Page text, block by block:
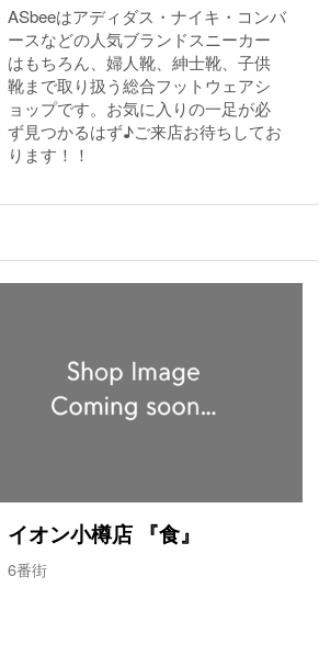
ASbeeはアディダス・ナイキ・コンバ
ースなどの人気ブランドスニーカー
はもちろん、婦人靴、紳士靴、子供
靴まで取り扱う総合フットウェアシ
ョップです。お気に入りの一足が必
ず見つかるはず♪ご来店お待ちしてお
ります！！
イオン小樽店 『食』
6番街